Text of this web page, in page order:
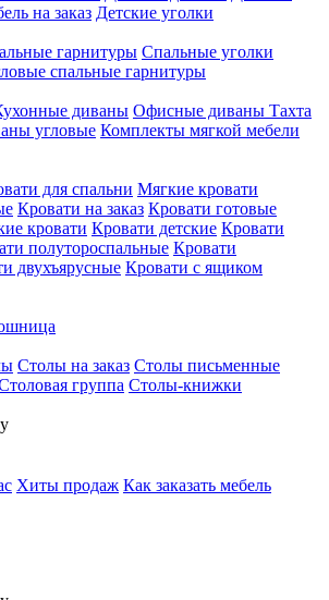
на заказ Детские уголки
гарнитуры Спальные уголки
спальные гарнитуры
диваны Офисные диваны Тахта
угловые Комплекты мягкой мебели
для спальни Мягкие кровати
Кровати на заказ Кровати готовые
кровати Кровати детские Кровати
полутороспальные Кровати
двухъярусные Кровати с ящиком
Столы на заказ Столы письменные
группа Столы-книжки
Хиты продаж Как заказать мебель